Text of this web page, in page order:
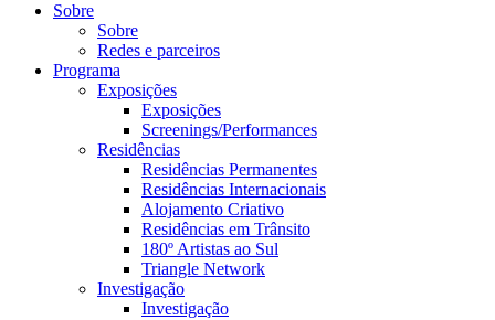
Sobre
Sobre
Redes e parceiros
Programa
Exposições
Exposições
Screenings/Performances
Residências
Residências Permanentes
Residências Internacionais
Alojamento Criativo
Residências em Trânsito
180º Artistas ao Sul
Triangle Network
Investigação
Investigação